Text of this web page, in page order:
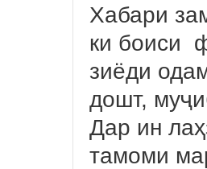
Хабари
ки боиси
зиёди
дошт,
Дар ин
тамоми